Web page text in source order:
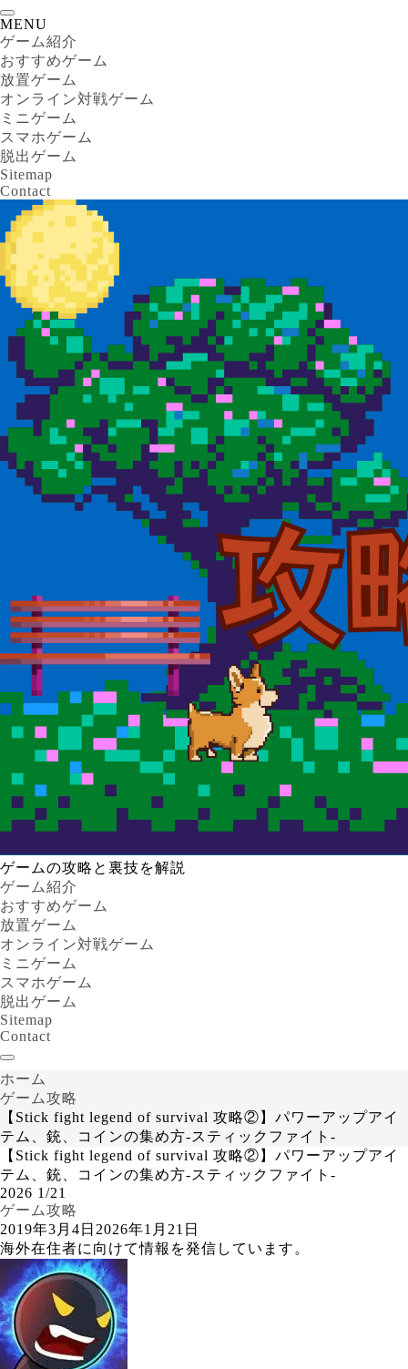
MENU
ゲーム紹介
おすすめゲーム
放置ゲーム
オンライン対戦ゲーム
ミニゲーム
スマホゲーム
脱出ゲーム
Sitemap
Contact
ゲームの攻略と裏技を解説
ゲーム紹介
おすすめゲーム
放置ゲーム
オンライン対戦ゲーム
ミニゲーム
スマホゲーム
脱出ゲーム
Sitemap
Contact
ホーム
ゲーム攻略
【Stick fight legend of survival 攻略②】パワーアップアイ
テム、銃、コインの集め方-スティックファイト-
【Stick fight legend of survival 攻略②】パワーアップアイ
テム、銃、コインの集め方-スティックファイト-
2026 1/21
ゲーム攻略
2019年3月4日 2026年1月21日
海外在住者に向けて情報を発信しています。